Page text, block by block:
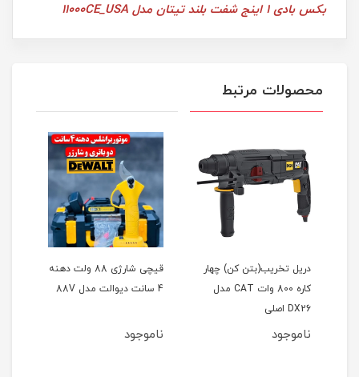
بکس بادی 1 اینج شفت بلند تیتان مدل 11000CE_USA
محصولات مرتبط
دریل تخریب(بتن کن) چهار
کاره 800 وات CAT مدل
DX26 اصلی
ناموجود
قیچی شارژی 88 ولت دهنه
4 سانت دیوالت مدل 88V
ناموجود